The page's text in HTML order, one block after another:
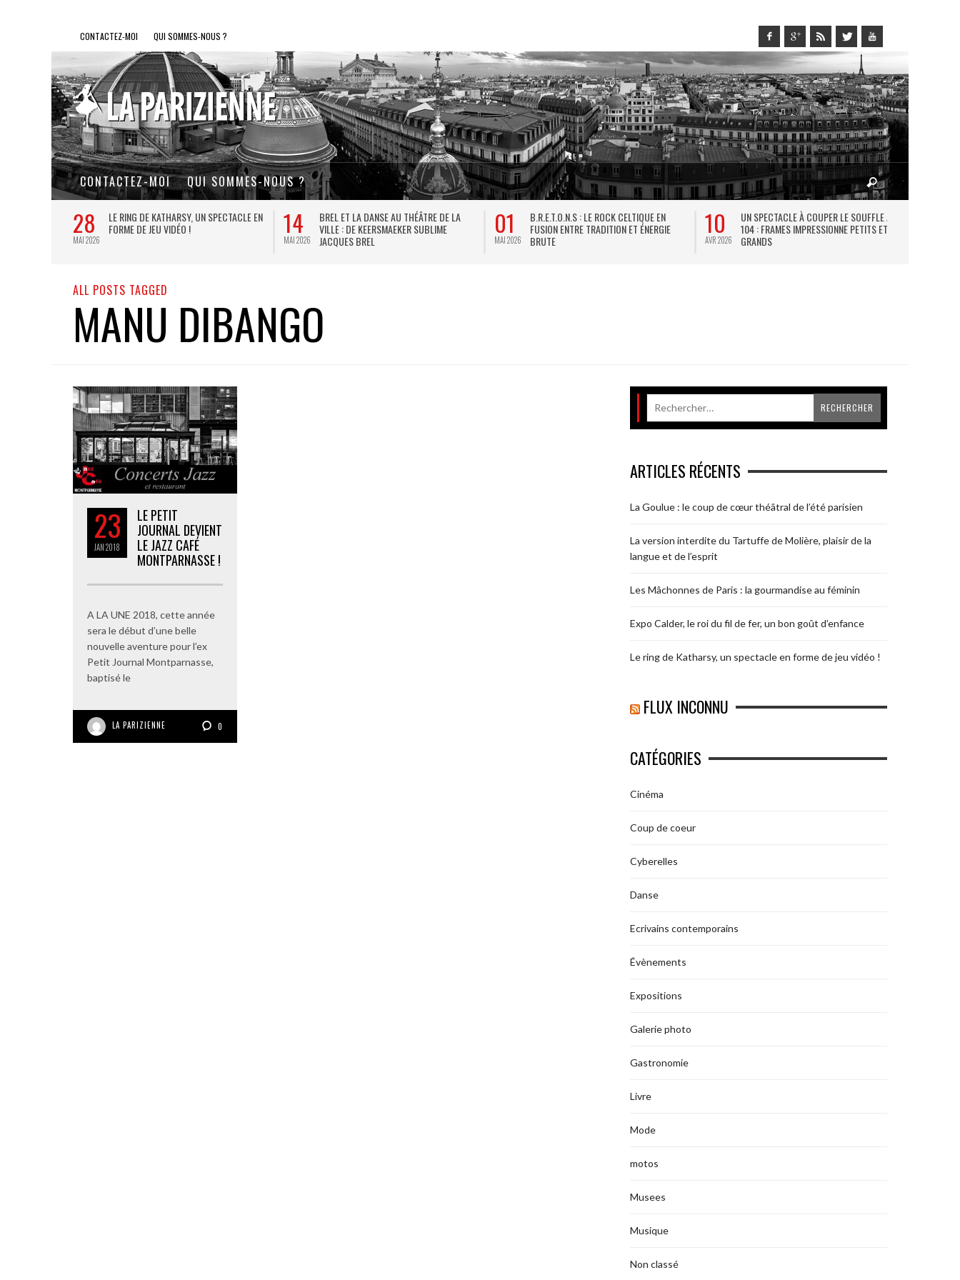
CONTACTEZ-MOI QUI SOMMES-NOUS ?
CONTACTEZ-MOI QUI SOMMES-NOUS ?
28
MAI 2026
LE RING DE KATHARSY, UN SPECTACLE EN
FORME DE JEU VIDÉO !
14
MAI 2026
BREL ET LA DANSE AU THÉÂTRE DE LA
VILLE : DE KEERSMAEKER SUBLIME
JACQUES BREL
01
MAI 2026
B.R.E.T.O.N.S : LE ROCK CELTIQUE EN
FUSION ENTRE TRADITION ET ÉNERGIE
BRUTE
10
AVR 2026
UN SPECTACLE À COUPER LE SOUFFLE AU
104 : FRAMES IMPRESSIONNE PETITS ET
GRANDS
ALL POSTS TAGGED
MANU DIBANGO
23
JAN2018
LE PETIT
JOURNAL DEVIENT
LE JAZZ CAFÉ
MONTPARNASSE !
A LA UNE 2018, cette année
sera le début d’une belle
nouvelle aventure pour l’ex
Petit Journal Montparnasse,
baptisé le
LA PARIZIENNE 0
ARTICLES RÉCENTS
La Goulue : le coup de cœur théâtral de l’été parisien
La version interdite du Tartuffe de Molière, plaisir de la
langue et de l’esprit
Les Mâchonnes de Paris : la gourmandise au féminin
Expo Calder, le roi du fil de fer, un bon goût d’enfance
Le ring de Katharsy, un spectacle en forme de jeu vidéo !
FLUX INCONNU
CATÉGORIES
Cinéma
Coup de coeur
Cyberelles
Danse
Ecrivains contemporains
Évènements
Expositions
Galerie photo
Gastronomie
Livre
Mode
motos
Musees
Musique
Non classé